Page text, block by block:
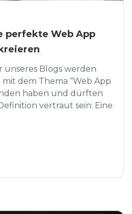
perfekte Web App
unseres Blogs werden
dem Thema “Web App
haben und dürften
vertraut sein: Eine